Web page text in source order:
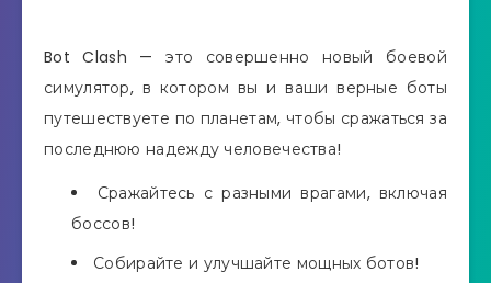
Bot Clash — это совершенно новый боевой
симулятор, в котором вы и ваши верные боты
путешествуете по планетам, чтобы сражаться за
последнюю надежду человечества!
Сражайтесь с разными врагами, включая
боссов!
Собирайте и улучшайте мощных ботов!